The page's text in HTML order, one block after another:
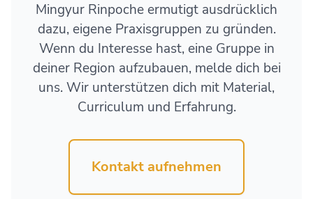
Mingyur Rinpoche ermutigt ausdrücklich
dazu, eigene Praxisgruppen zu gründen.
Wenn du Interesse hast, eine Gruppe in
deiner Region aufzubauen, melde dich bei
uns. Wir unterstützen dich mit Material,
Curriculum und Erfahrung.
Kontakt aufnehmen